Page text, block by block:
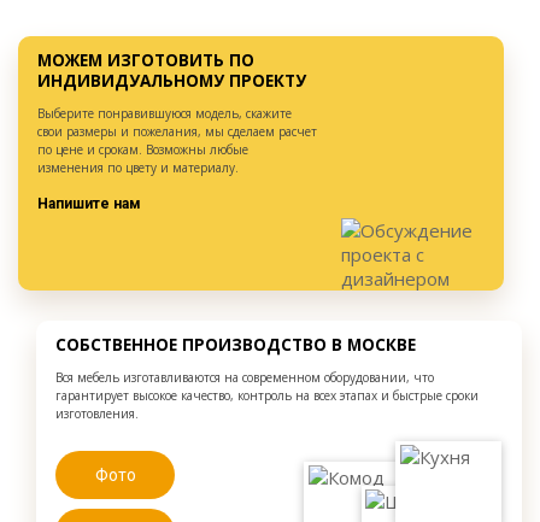
МОЖЕМ ИЗГОТОВИТЬ ПО
ИНДИВИДУАЛЬНОМУ ПРОЕКТУ
Выберите понравившуюся модель, скажите
свои размеры и пожелания, мы сделаем расчет
по цене и срокам. Возможны любые
изменения по цвету и материалу.
Напишите нам
СОБСТВЕННОЕ ПРОИЗВОДСТВО В МОСКВЕ
Вся мебель изготавливаются на современном оборудовании, что
гарантирует высокое качество, контроль на всех этапах и быстрые сроки
изготовления.
Фото